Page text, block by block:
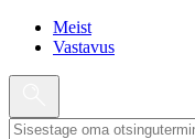
Meist
Vastavus